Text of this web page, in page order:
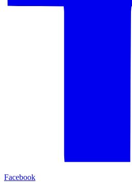
Facebook